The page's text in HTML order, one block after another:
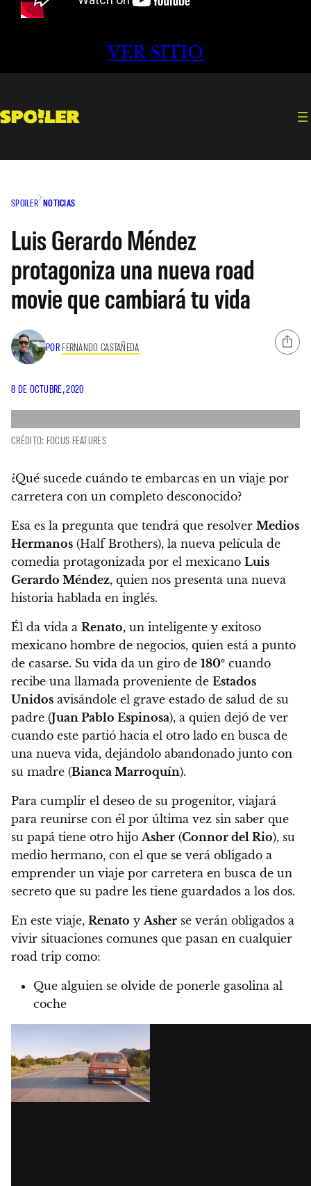
VER SITIO
SPOILER NOTICIAS
Luis Gerardo Méndez
protagoniza una nueva road
movie que cambiará tu vida
POR FERNANDO CASTAÑEDA
8 DE OCTUBRE, 2020
CRÉDITO: FOCUS FEATURES
¿Qué sucede cuándo te embarcas en un viaje por
carretera con un completo desconocido?
Esa es la pregunta que tendrá que resolver Medios
Hermanos (Half Brothers), la nueva película de
comedia protagonizada por el mexicano Luis
Gerardo Méndez, quien nos presenta una nueva
historia hablada en inglés.
Él da vida a Renato, un inteligente y exitoso
mexicano hombre de negocios, quien está a punto
de casarse. Su vida da un giro de 180º cuando
recibe una llamada proveniente de Estados
Unidos avisándole el grave estado de salud de su
padre (Juan Pablo Espinosa), a quien dejó de ver
cuando este partió hacia el otro lado en busca de
una nueva vida, dejándolo abandonado junto con
su madre (Bianca Marroquín).
Para cumplir el deseo de su progenitor, viajará
para reunirse con él por última vez sin saber que
su papá tiene otro hijo Asher (Connor del Rio), su
medio hermano, con el que se verá obligado a
emprender un viaje por carretera en busca de un
secreto que su padre les tiene guardados a los dos.
En este viaje, Renato y Asher se verán obligados a
vivir situaciones comunes que pasan en cualquier
road trip como:
Que alguien se olvide de ponerle gasolina al
coche